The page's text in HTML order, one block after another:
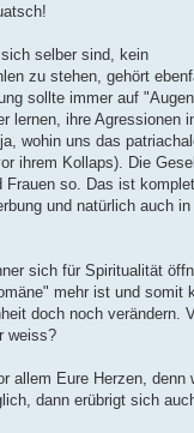
selber sind, kein
zu stehen, gehört
sollte immer auf
lernen, ihre Agressionen
wohin uns das
ihrem Kollaps). Die
Frauen so. Das ist
und natürlich auch in
sich für Spiritualität
mehr ist und somit
doch noch verändern.
weiss?
allem Eure Herzen, denn
dann erübrigt sich